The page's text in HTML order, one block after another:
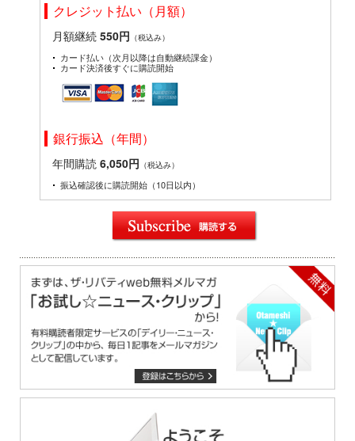
クレジット払い（月額）
月額継続 550円 （税込み）
カード払い（次月以降は自動継続課金）
カード決済後すぐに購読開始
銀行振込（年間）
年間購読 6,050円 （税込み）
振込確認後に購読開始（10日以内）